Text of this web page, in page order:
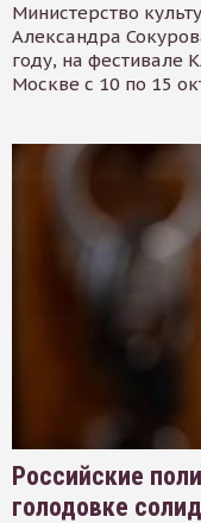
Министерство
Александра
году, на фестивале
Москве с 10 по 15
Российские
голодовке